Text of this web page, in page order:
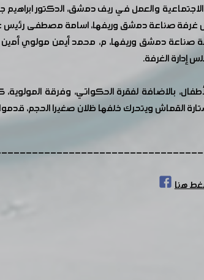
والعمل في ريف دمشق، الدكتور
صناعة دمشق وريفها، اسامة مصطفى رئيس
دمشق وريفها، م، محمد أيمن مولوي أمين
إدارة الغرفة.
بالاضافة لفقرة الحكواتي، وفرقة
ويتحرك خلفها ظلان صغيرا الحجم،
هنا